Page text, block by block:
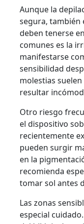
Aunque la
segura, también
deben tenerse
comunes es la
manifestarse
sensibilidad
molestias
resultar
Otro riesgo
el dispositivo
recientemente
pueden surgir
en la
recomienda
tomar sol antes
Las zonas
especial